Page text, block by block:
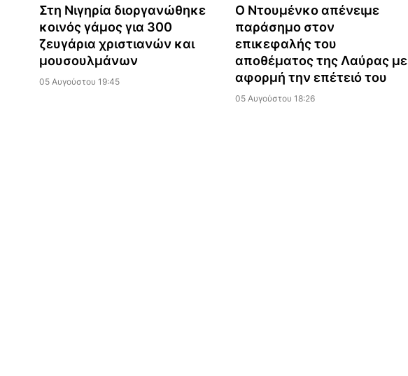
Στη Νιγηρία διοργανώθηκε
κοινός γάμος για 300
ζευγάρια χριστιανών και
μουσουλμάνων
05 Αυγούστου 19:45
Ο Ντουμένκο απένειμε
παράσημο στον
επικεφαλής του
αποθέματος της Λαύρας με
αφορμή την επέτειό του
05 Αυγούστου 18:26